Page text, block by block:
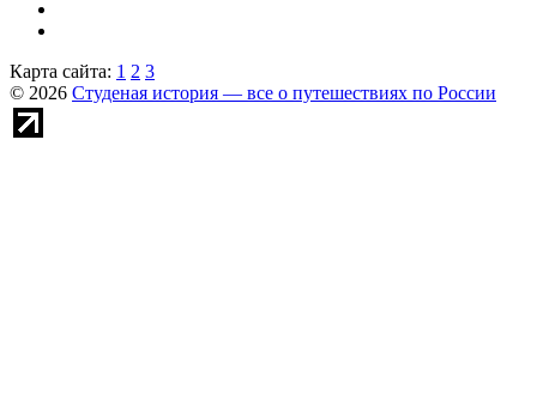
Карта сайта: 1 2 3
© 2026 Студеная история — все о путешествиях по России